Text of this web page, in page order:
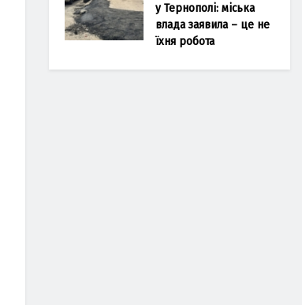
у Тернополі: міська
влада заявила – це не
їхня робота